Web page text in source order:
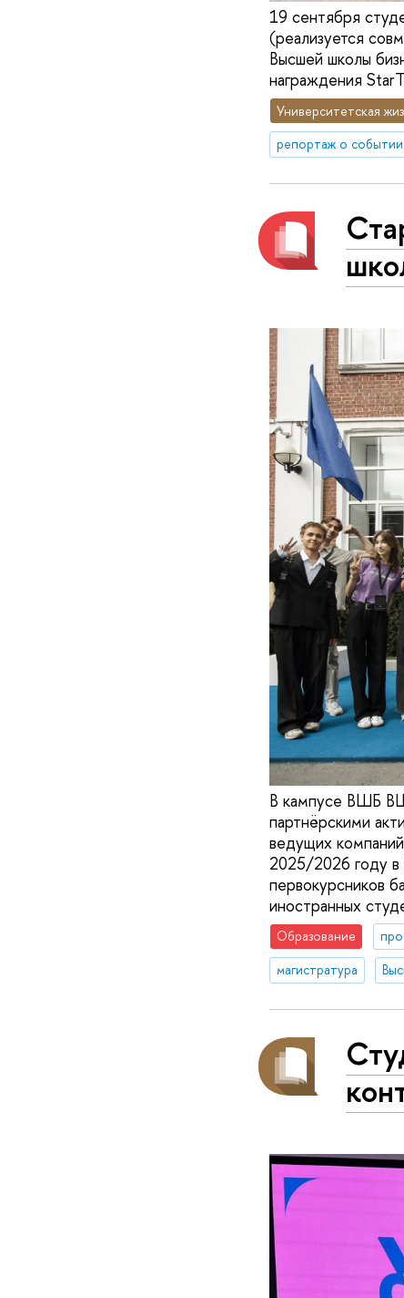
19 сентября
(реализуется
Высшей школы
награждения
Университетская
репортаж о событии
В кампусе ВШБ
партнёрскими
ведущих
2025/2026 году
первокурсников
иностранных
Образование
магистратура